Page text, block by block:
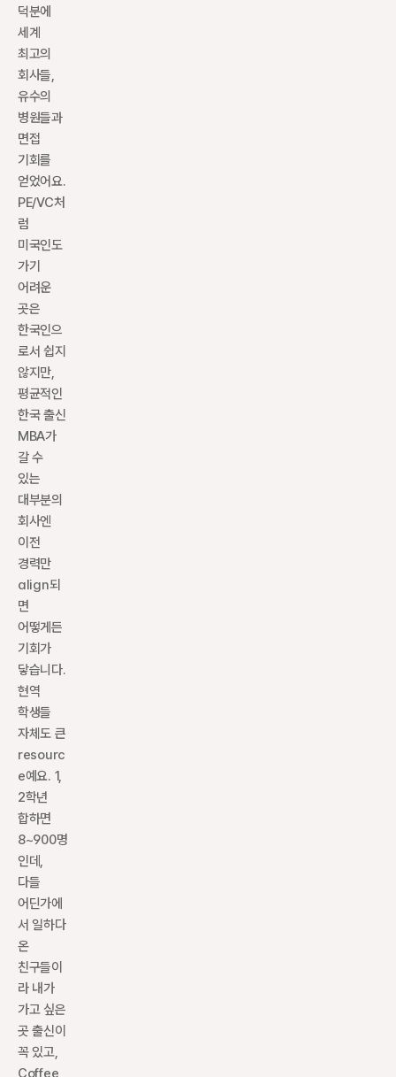
덕분에
세계
최고의
회사들,
유수의
병원들과
면접
기회를
얻었어요.
PE/VC처
럼
미국인도
가기
어려운
곳은
한국인으
로서 쉽지
않지만,
평균적인
한국 출신
MBA가
갈 수
있는
대부분의
회사엔
이전
경력만
align되
면
어떻게든
기회가
닿습니다.
현역
학생들
자체도 큰
resourc
e예요. 1,
2학년
합하면
8~900명
인데,
다들
어딘가에
서 일하다
온
친구들이
라 내가
가고 싶은
곳 출신이
꼭 있고,
Coffee